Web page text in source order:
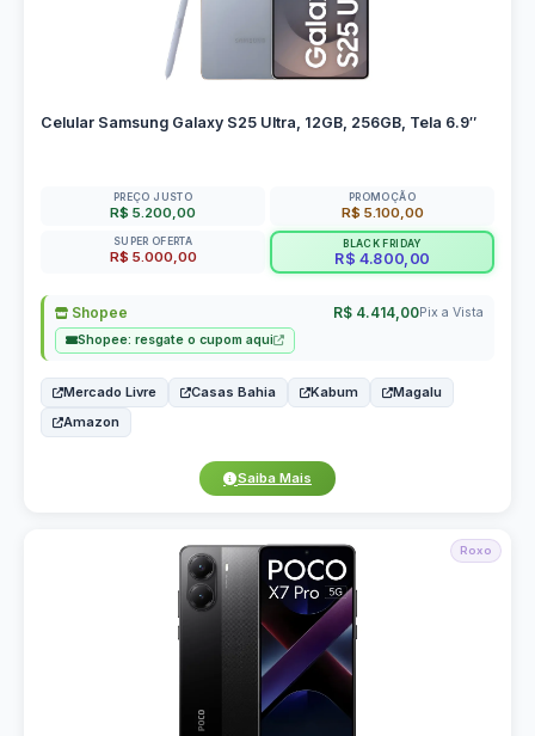
Celular Samsung Galaxy S25 Ultra, 12GB, 256GB, Tela 6.9″
PREÇO JUSTO
R$ 5.200,00
PROMOÇÃO
R$ 5.100,00
SUPER OFERTA
R$ 5.000,00
BLACK FRIDAY
R$ 4.800,00
Shopee R$ 4.414,00Pix a Vista
Shopee: resgate o cupom aqui
Mercado Livre Casas Bahia Kabum
Magalu
Amazon
Saiba Mais
Roxo